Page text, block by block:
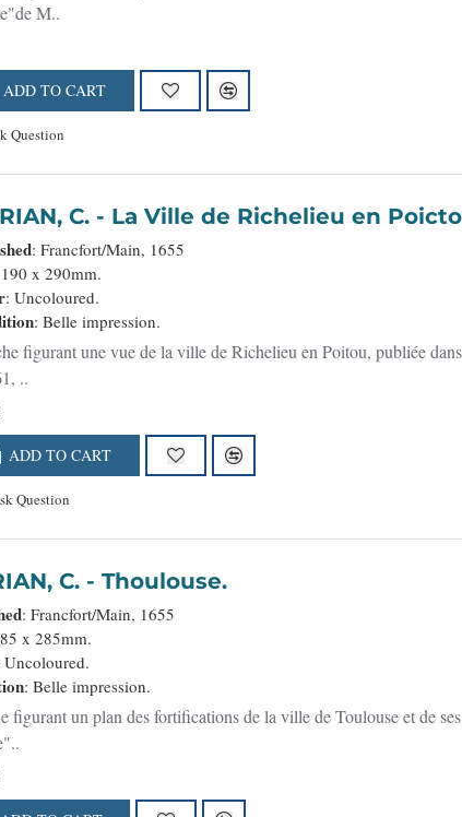
M..
ADD TO CART
Question
MERIAN, C. - La Ville de Richelieu en
: Francfort/Main, 1655
x 290mm.
: Uncoloured.
: Belle impression.
figurant une vue de la ville de Richelieu en Poitou, publiée
..
ADD TO CART
Question
C. - Thoulouse.
: Francfort/Main, 1655
x 285mm.
Uncoloured.
: Belle impression.
figurant un plan des fortifications de la ville de Toulouse et de